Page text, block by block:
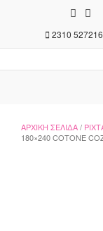
content
2310
ΑΡΧΙΚΉ ΣΕΛΊΔΑ/
180×240 COTONE